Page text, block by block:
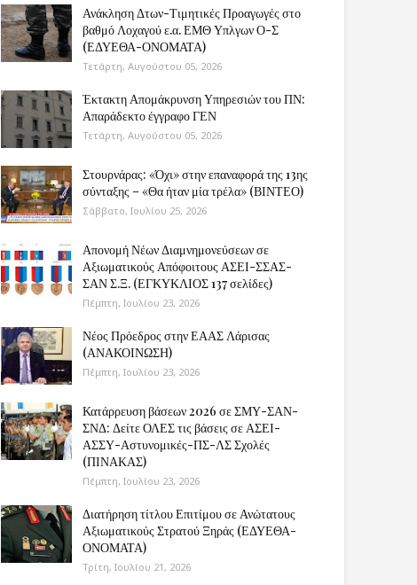
Ανάκληση Δτων-Τιμητικές Προαγωγές στο
βαθμό Λοχαγού ε.α. ΕΜΘ Υπλγων Ο-Σ
(ΕΔΥΕΘΑ-ΟΝΟΜΑΤΑ)
Τετάρτη, Αυγούστου 05, 2026
Έκτακτη Απομάκρυνση Υπηρεσιών του ΠΝ:
Απαράδεκτο έγγραφο ΓΕΝ
Τετάρτη, Αυγούστου 05, 2026
Στουρνάρας: «Όχι» στην επαναφορά της 13ης
σύνταξης – «Θα ήταν μία τρέλα» (ΒΙΝΤΕΟ)
Σάββατο, Ιουλίου 25, 2026
Απονομή Νέων Διαμνημονεύσεων σε
Αξιωματικούς Απόφοιτους ΑΣΕΙ-ΣΣΑΣ-
ΣΑΝ Σ.Ξ. (ΕΓΚΥΚΛΙΟΣ 137 σελίδες)
Πέμπτη, Ιουλίου 23, 2026
Νέος Πρόεδρος στην ΕΑΑΣ Λάρισας
(ΑΝΑΚΟΙΝΩΣΗ)
Πέμπτη, Ιουλίου 23, 2026
Κατάρρευση βάσεων 2026 σε ΣΜΥ-ΣΑΝ-
ΣΝΔ: Δείτε ΟΛΕΣ τις βάσεις σε ΑΣΕΙ-
ΑΣΣΥ-Αστυνομικές-ΠΣ-ΛΣ Σχολές
(ΠΙΝΑΚΑΣ)
Πέμπτη, Ιουλίου 23, 2026
Διατήρηση τίτλου Επιτίμου σε Ανώτατους
Αξιωματικούς Στρατού Ξηράς (ΕΔΥΕΘΑ-
ΟΝΟΜΑΤΑ)
Τρίτη, Ιουλίου 21, 2026